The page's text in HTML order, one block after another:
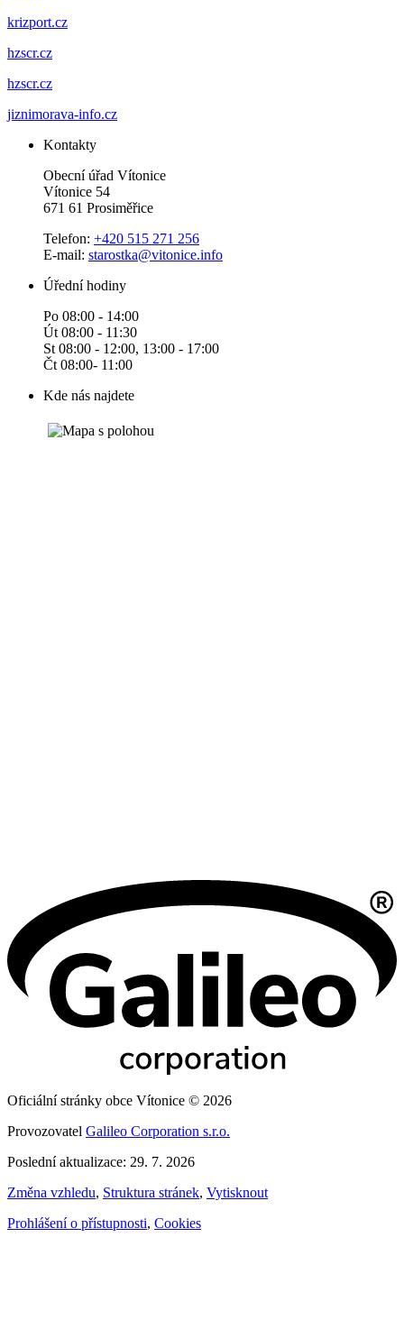
krizport.cz
hzscr.cz
hzscr.cz
jiznimorava-info.cz
Kontakty
Obecní úřad Vítonice
Vítonice 54
671 61 Prosiměřice
Telefon: +420 515 271 256
E-mail: starostka@vitonice.info
Úřední hodiny
Po 08:00 - 14:00
Út 08:00 - 11:30
St 08:00 - 12:00, 13:00 - 17:00
Čt 08:00- 11:00
Kde nás najdete
Oficiální stránky obce Vítonice © 2026
Provozovatel Galileo Corporation s.r.o.
Poslední aktualizace: 29. 7. 2026
Změna vzhledu, Struktura stránek, Vytisknout
Prohlášení o přístupnosti, Cookies